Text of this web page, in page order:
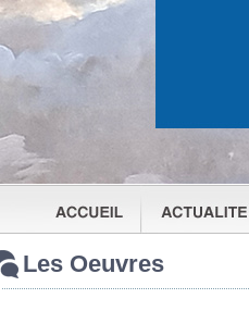
Les Oeuvres